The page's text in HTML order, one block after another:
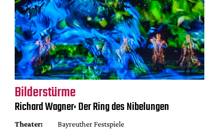
Bilderstürme
Richard Wagner: Der Ring des Nibelungen
Theater:
Bayreuther Festspiele